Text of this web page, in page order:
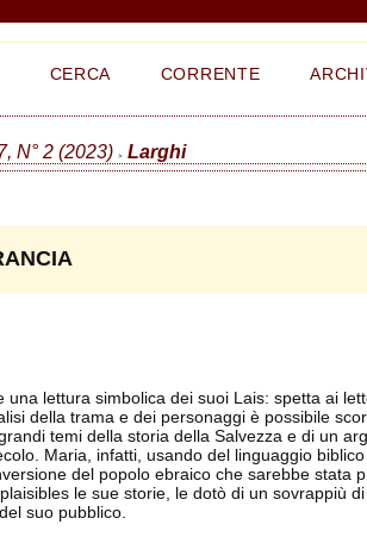
CERCA CORRENTE
N° 2 (2023) > Larghi
lettura simbolica dei suoi Lais: spetta ai
della trama e dei personaggi è possibile
temi della storia della Salvezza e di un
Maria, infatti, usando del linguaggio
del popolo ebraico che sarebbe stata
le sue storie, le dotò di un sovrappiù
suo pubblico.